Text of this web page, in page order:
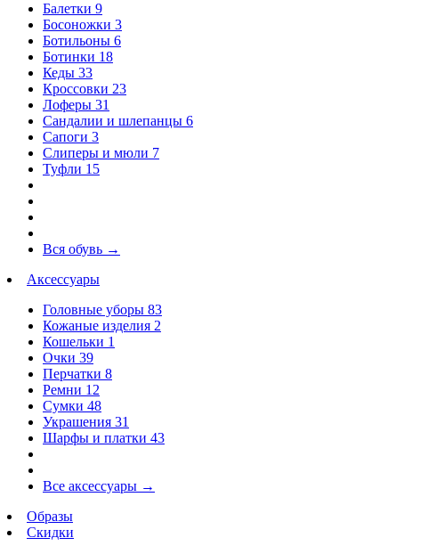
Балетки 9
Босоножки 3
Ботильоны 6
Ботинки 18
Кеды 33
Кроссовки 23
Лоферы 31
Сандалии и шлепанцы 6
Сапоги 3
Слиперы и мюли 7
Туфли 15
Вся обувь →
Аксессуары
Головные уборы 83
Кожаные изделия 2
Кошельки 1
Очки 39
Перчатки 8
Ремни 12
Сумки 48
Украшения 31
Шарфы и платки 43
Все аксессуары →
Образы
Скидки